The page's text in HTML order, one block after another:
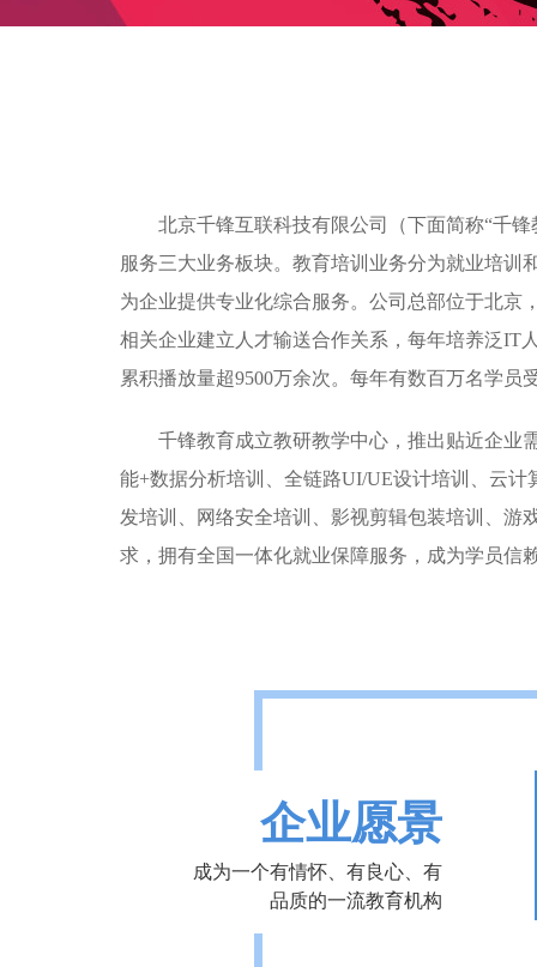
北京千锋互联科技有限公司（下面简称“千
服务三大业务板块。教育培训业务分为就业培
为企业提供专业化综合服务。公司总部位于北京
相关企业建立人才输送合作关系，每年培养泛IT
累积播放量超9500万余次。每年有数百万名学
千锋教育成立教研教学中心，推出贴近企业
能+数据分析培训、全链路UI/UE设计培训、云
发培训、网络安全培训、影视剪辑包装培训、游
求，拥有全国一体化就业保障服务，成为学员信
企业愿景
成为一个有情怀、有良心、有
品质的一流教育机构